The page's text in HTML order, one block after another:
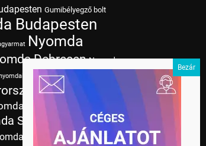
Gumibélyegző bolt
Budapesten
Nyomda
Debrecen Nyomda
színek Nyomda Kaposvár
Nyomda Miskolc
Nyíregyháza
Nyomda
Szeged
Nyomda
Szombathely Nyomda